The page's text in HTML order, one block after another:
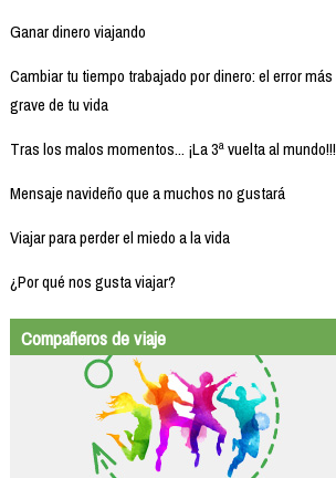
Ganar dinero viajando
Cambiar tu tiempo trabajado por dinero: el error más
grave de tu vida
Tras los malos momentos... ¡La 3ª vuelta al mundo!!!
Mensaje navideño que a muchos no gustará
Viajar para perder el miedo a la vida
¿Por qué nos gusta viajar?
Compañeros de viaje